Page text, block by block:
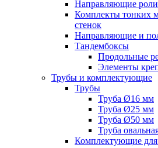
Направляющие
Комплекты тонких
стенок
Направляющие и
Тандембоксы
Продольные
Элементы
Трубы и комплектующие
Трубы
Труба Ø16 мм
Труба Ø25 мм
Труба Ø50 мм
Труба
Комплектующие для